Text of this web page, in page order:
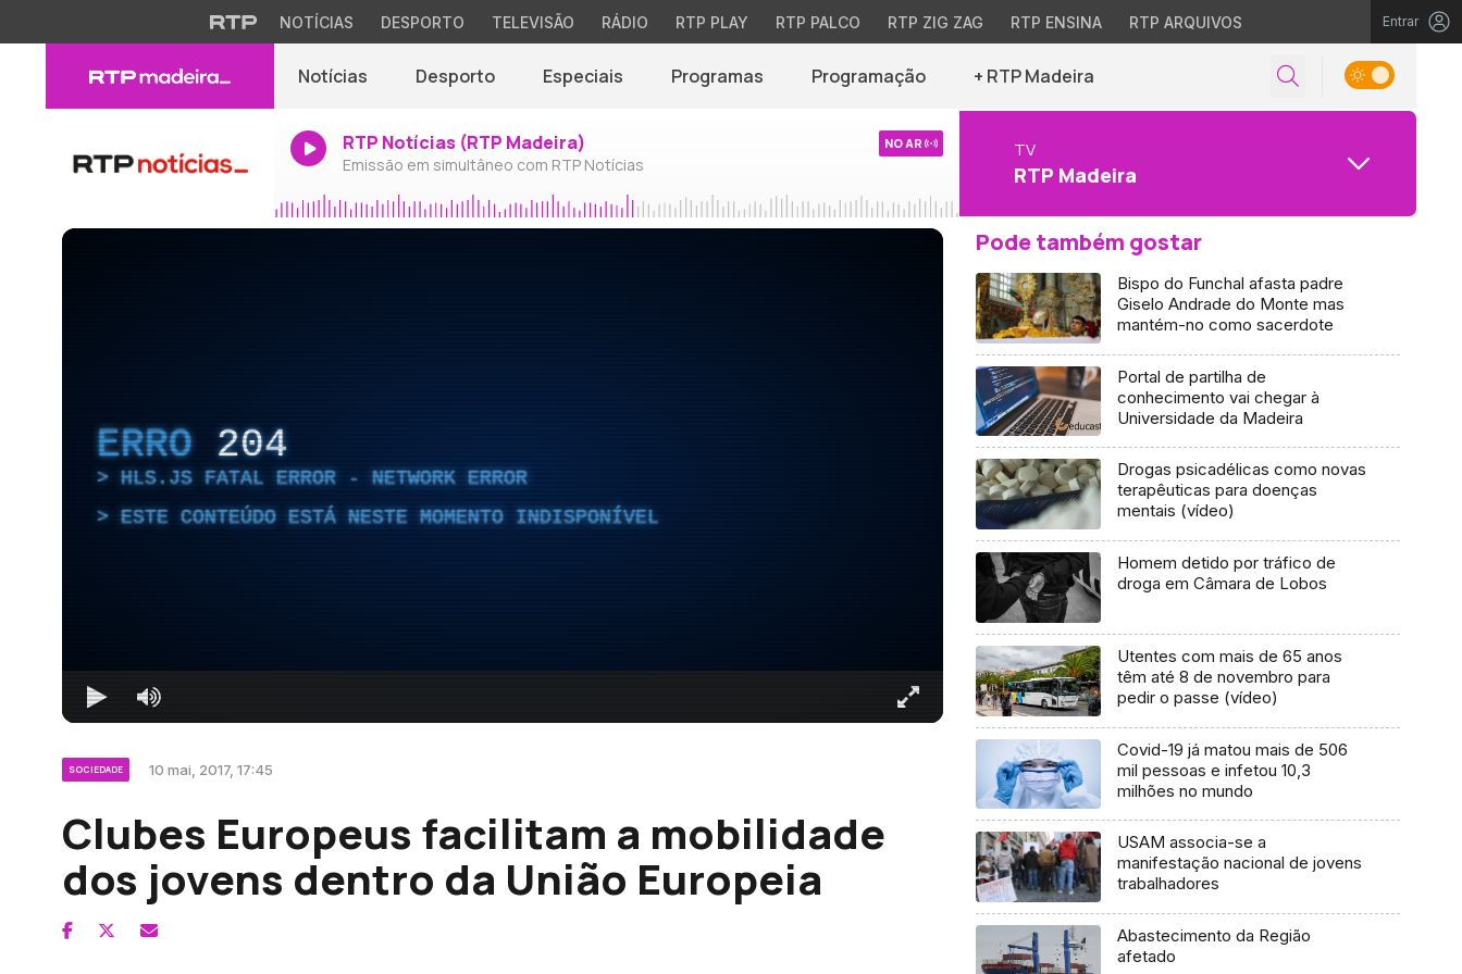
NOTÍCIAS DESPORTO TELEVISÃO RÁDIO RTP PLAY RTP PALCO RTP ZIG ZAG RTP ENSINA RTP ARQUIVOS Entrar
Notícias Desporto Especiais Programas Programação + RTP Madeira
RTP Notícias (RTP Madeira)
Emissão em simultâneo com RTP Notícias
NO AR TV
RTP Madeira
ERRO 204
HLS.JS FATAL ERROR - NETWORK ERROR
ESTE CONTEÚDO ESTÁ NESTE MOMENTO INDISPONÍVEL
SOCIEDADE 10 mai, 2017, 17:45
Clubes Europeus facilitam a mobilidade
dos jovens dentro da União Europeia
Pode também gostar
Bispo do Funchal afasta padre
Giselo Andrade do Monte mas
mantém-no como sacerdote
Portal de partilha de
conhecimento vai chegar à
Universidade da Madeira
Drogas psicadélicas como novas
terapêuticas para doenças
mentais (vídeo)
Homem detido por tráfico de
droga em Câmara de Lobos
Utentes com mais de 65 anos
têm até 8 de novembro para
pedir o passe (vídeo)
Covid-19 já matou mais de 506
mil pessoas e infetou 10,3
milhões no mundo
USAM associa-se a
manifestação nacional de jovens
trabalhadores
Abastecimento da Região
afetado